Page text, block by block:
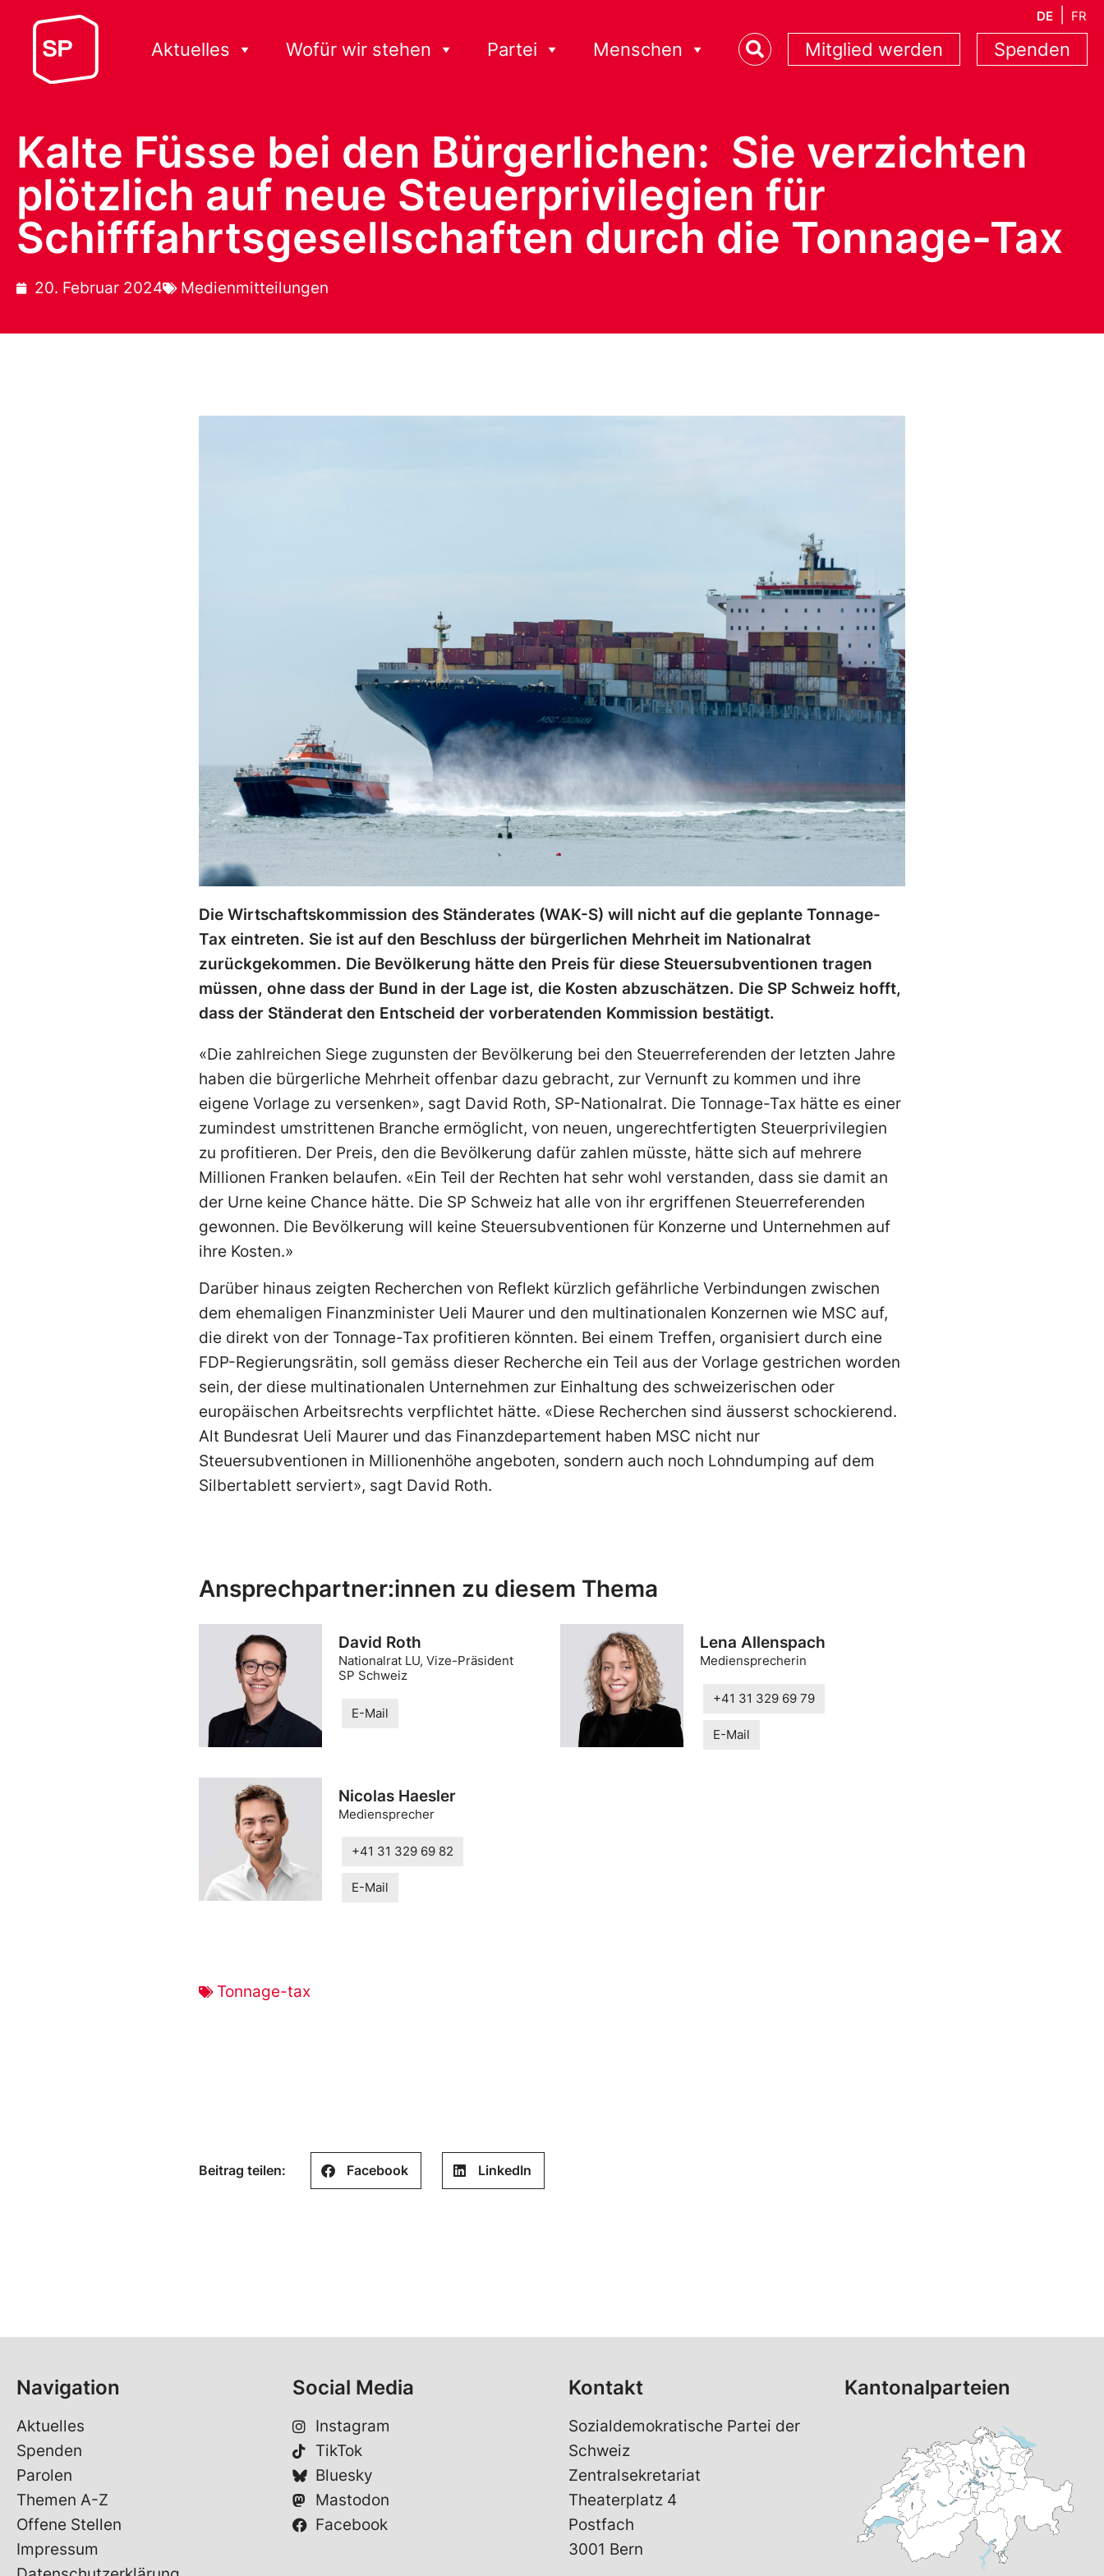
DE FR
Aktuelles Wofür wir stehen Partei Menschen Mitglied werden Spenden
Kalte Füsse bei den Bürgerlichen: Sie verzichten
plötzlich auf neue Steuerprivilegien für
Schifffahrtsgesellschaften durch die Tonnage-Tax
20. Februar 2024 Medienmitteilungen
Die Wirtschaftskommission des Ständerates (WAK-S) will nicht auf die geplante Tonnage-
Tax eintreten. Sie ist auf den Beschluss der bürgerlichen Mehrheit im Nationalrat
zurückgekommen. Die Bevölkerung hätte den Preis für diese Steuersubventionen tragen
müssen, ohne dass der Bund in der Lage ist, die Kosten abzuschätzen. Die SP Schweiz hofft,
dass der Ständerat den Entscheid der vorberatenden Kommission bestätigt.
«Die zahlreichen Siege zugunsten der Bevölkerung bei den Steuerreferenden der letzten Jahre
haben die bürgerliche Mehrheit offenbar dazu gebracht, zur Vernunft zu kommen und ihre
eigene Vorlage zu versenken», sagt David Roth, SP-Nationalrat. Die Tonnage-Tax hätte es einer
zumindest umstrittenen Branche ermöglicht, von neuen, ungerechtfertigten Steuerprivilegien
zu profitieren. Der Preis, den die Bevölkerung dafür zahlen müsste, hätte sich auf mehrere
Millionen Franken belaufen. «Ein Teil der Rechten hat sehr wohl verstanden, dass sie damit an
der Urne keine Chance hätte. Die SP Schweiz hat alle von ihr ergriffenen Steuerreferenden
gewonnen. Die Bevölkerung will keine Steuersubventionen für Konzerne und Unternehmen auf
ihre Kosten.»
Darüber hinaus zeigten Recherchen von Reflekt kürzlich gefährliche Verbindungen zwischen
dem ehemaligen Finanzminister Ueli Maurer und den multinationalen Konzernen wie MSC auf,
die direkt von der Tonnage-Tax profitieren könnten. Bei einem Treffen, organisiert durch eine
FDP-Regierungsrätin, soll gemäss dieser Recherche ein Teil aus der Vorlage gestrichen worden
sein, der diese multinationalen Unternehmen zur Einhaltung des schweizerischen oder
europäischen Arbeitsrechts verpflichtet hätte. «Diese Recherchen sind äusserst schockierend.
Alt Bundesrat Ueli Maurer und das Finanzdepartement haben MSC nicht nur
Steuersubventionen in Millionenhöhe angeboten, sondern auch noch Lohndumping auf dem
Silbertablett serviert», sagt David Roth.
Ansprechpartner:innen zu diesem Thema
David Roth
Nationalrat LU, Vize-Präsident
SP Schweiz
E-Mail
Lena Allenspach
Mediensprecherin
+41 31 329 69 79
E-Mail
Nicolas Haesler
Mediensprecher
+41 31 329 69 82
E-Mail
Tonnage-tax
Beitrag teilen: Facebook LinkedIn
Navigation
Aktuelles
Spenden
Parolen
Themen A-Z
Offene Stellen
Impressum
Social Media
Instagram
TikTok
Bluesky
Mastodon
Facebook
Kontakt
Sozialdemokratische Partei der
Schweiz
Zentralsekretariat
Theaterplatz 4
Postfach
3001 Bern
Kantonalparteien